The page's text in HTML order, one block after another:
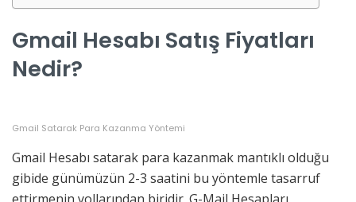
Gmail Hesabı Satış Fiyatları
Nedir?
Gmail Satarak Para Kazanma Yöntemi
Gmail Hesabı satarak para kazanmak mantıklı olduğu
gibide günümüzün 2-3 saatini bu yöntemle tasarruf